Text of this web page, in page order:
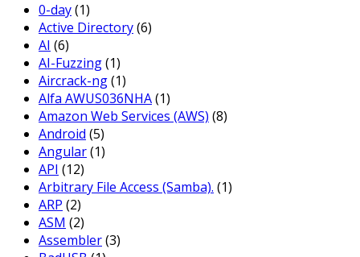
0-day(1)
Active Directory(6)
AI (6)
AI-Fuzzing(1)
Aircrack-ng(1)
Alfa AWUS036NHA(1)
Amazon Web Services (AWS) (8)
Android (5)
Angular(1)
API (12)
Arbitrary File Access (Samba). (1)
ARP (2)
ASM (2)
Assembler(3)